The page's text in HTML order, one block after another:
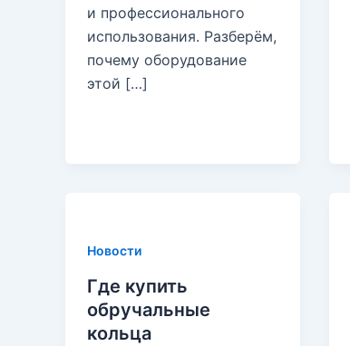
и профессионального
использования. Разберём,
почему оборудование
этой […]
Новости
Где купить
обручальные
кольца